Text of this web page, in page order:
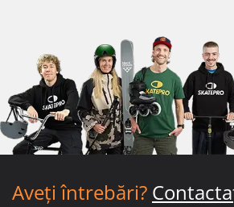
Aveți întrebări?